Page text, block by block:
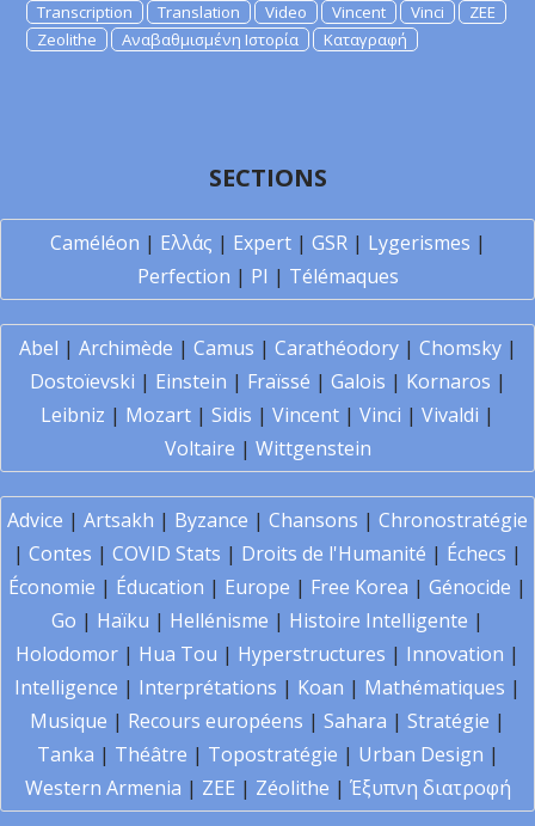
Transcription
Translation Video Vincent Vinci
ZEE
Zeolithe
Αναβαθμισμένη Ιστορία Καταγραφή
SECTIONS
Caméléon | Ελλάς | Expert| GSR| Lygerismes |
Perfection | PI | Télémaques
Abel | Archimède | Camus | Carathéodory| Chomsky|
Dostoïevski | Einstein | Fraïssé | Galois | Kornaros |
Leibniz | Mozart | Sidis | Vincent | Vinci | Vivaldi |
Voltaire | Wittgenstein
Advice | Artsakh | Byzance | Chansons | Chronostratégie
| Contes | COVID Stats | Droits de l'Humanité | Échecs |
Économie | Éducation | Europe | Free Korea | Génocide |
Go | Haïku | Hellénisme | Histoire Intelligente |
Holodomor | Hua Tou | Hyperstructures | Innovation |
Intelligence | Interprétations | Koan | Mathématiques |
Musique | Recours européens | Sahara | Stratégie |
Tanka | Théâtre | Topostratégie | Urban Design |
Western Armenia | ZEE | Zéolithe | Έξυπνη διατροφή